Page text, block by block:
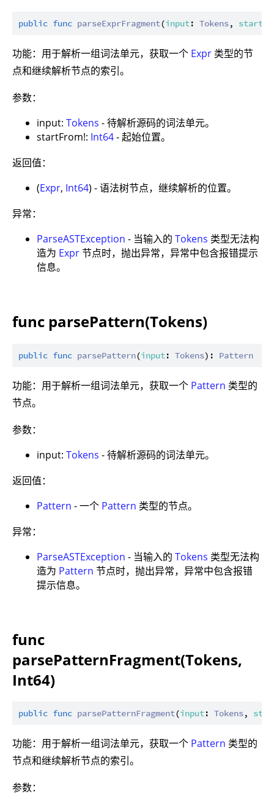
public func parseExprFragment(input: Tokens,
功能：用于解析一组词法单元，获取一个 Expr 类型的节
点和继续解析节点的索引。
参数：
input: Tokens - 待解析源码的词法单元。
startFrom!: Int64- 起始位置。
返回值：
(Expr, Int64) - 语法树节点，继续解析的位置。
异常：
ParseASTException - 当输入的 Tokens 类型无法构
造为 Expr节点时，抛出异常，异常中包含报错提示
信息。
func parsePattern(Tokens)
public func parsePattern(input: Tokens): Pattern
功能：用于解析一组词法单元，获取一个 Pattern 类型的
节点。
参数：
input: Tokens - 待解析源码的词法单元。
返回值：
Pattern - 一个 Pattern 类型的节点。
异常：
ParseASTException - 当输入的 Tokens 类型无法构
造为 Pattern 节点时，抛出异常，异常中包含报错
提示信息。
func
parsePatternFragment(Tokens,
Int64)
public func parsePatternFragment(input: Tokens,
功能：用于解析一组词法单元，获取一个 Pattern 类型的
节点和继续解析节点的索引。
参数：